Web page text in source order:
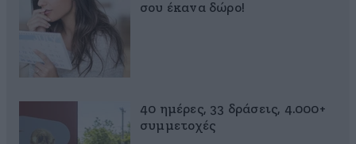
σου έκανα δώρο!
40 ημέρες, 33 δράσεις, 4.000+
συμμετοχές